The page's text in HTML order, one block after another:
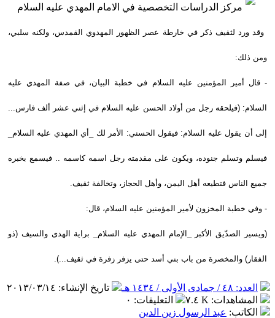
وقد ورد لثقيف ذكر في خارطة عصر الظهور المهدوي القمدس، ولكنه سلبي،
ومن ذلك:
- قال أمير المؤمنين عليه السلام في خطبة البيان، في صفة المهدي عليه
السلام: (فيلحقه رجل من أولاد الحسن عليه السلام في إثني عشر ألف فارس...
إلى أن يقول عليه السلام: فيقول الحسني: الأمر لك _أي المهدي عليه السلام_
فيسلم وتسلم جنوده، ويكون على مقدمته رجل اسمه كاسمه .. فيسمع بخبره
جميع الناس فتطيعه أهل اليمن، وأهل الحجاز، وتخالفة ثقيف.
- وفي خطبة المخزون لأمير المؤمنين عليه السلام، قال:
(ويسير الصدّيق الأكبر _الإمام المهدي عليه السلام_ براية الهدى والسيف (ذو
الفقار) والمخصرة من باب بني أسد حتى يزفر زفرة في ثقيف...).
العدد: ٤٨ / جمادى الأولى / ١٤٣٤ هـ تاريخ الإنشاء: ٢٠١٣/٠٣/١٤
المشاهدات: ٧.٤ K التعليقات: ٠
الكاتب: عبد الرسول زين الدين